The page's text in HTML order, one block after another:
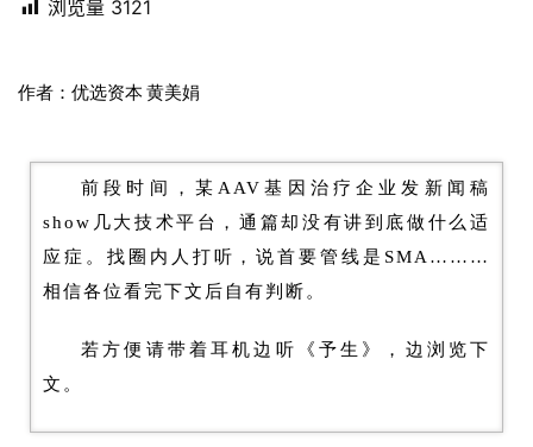
浏览量 3121
作者： 优选资本 黄美娟
前段时间，某AAV基因治疗企业发新闻稿
show几大技术平台，通篇却没有讲到底做什么适
应症。找圈内人打听，说首要管线是 SMA………
相信各位看完下文后自有判断。
若方便请带着耳机边听《予生》，边浏览下
文。